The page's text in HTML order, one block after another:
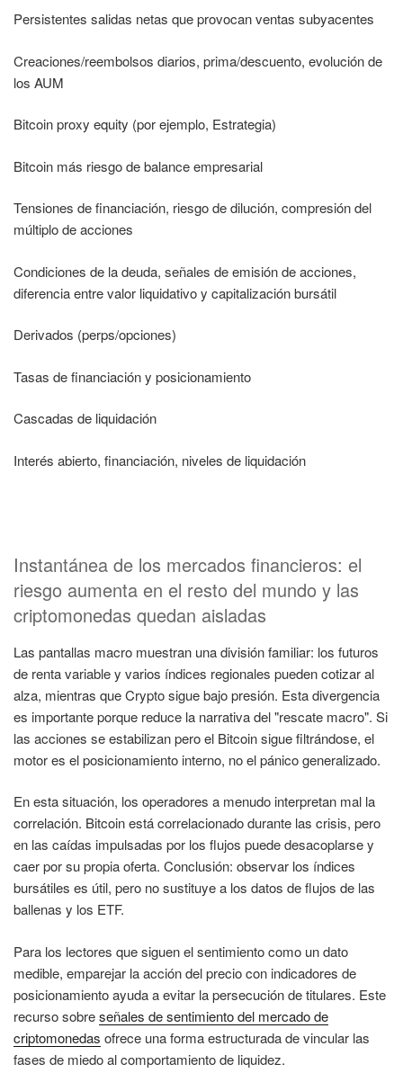
Persistentes salidas netas que provocan ventas subyacentes
Creaciones/reembolsos diarios, prima/descuento, evolución de
los AUM
Bitcoin proxy equity (por ejemplo, Estrategia)
Bitcoin más riesgo de balance empresarial
Tensiones de financiación, riesgo de dilución, compresión del
múltiplo de acciones
Condiciones de la deuda, señales de emisión de acciones,
diferencia entre valor liquidativo y capitalización bursátil
Derivados (perps/opciones)
Tasas de financiación y posicionamiento
Cascadas de liquidación
Interés abierto, financiación, niveles de liquidación
Instantánea de los mercados financieros: el
riesgo aumenta en el resto del mundo y las
criptomonedas quedan aisladas
Las pantallas macro muestran una división familiar: los futuros
de renta variable y varios índices regionales pueden cotizar al
alza, mientras que Crypto sigue bajo presión. Esta divergencia
es importante porque reduce la narrativa del "rescate macro". Si
las acciones se estabilizan pero el Bitcoin sigue filtrándose, el
motor es el posicionamiento interno, no el pánico generalizado.
En esta situación, los operadores a menudo interpretan mal la
correlación. Bitcoin está correlacionado durante las crisis, pero
en las caídas impulsadas por los flujos puede desacoplarse y
caer por su propia oferta. Conclusión: observar los índices
bursátiles es útil, pero no sustituye a los datos de flujos de las
ballenas y los ETF.
Para los lectores que siguen el sentimiento como un dato
medible, emparejar la acción del precio con indicadores de
posicionamiento ayuda a evitar la persecución de titulares. Este
recurso sobreseñales de sentimiento del mercado de
criptomonedas ofrece una forma estructurada de vincular las
fases de miedo al comportamiento de liquidez.